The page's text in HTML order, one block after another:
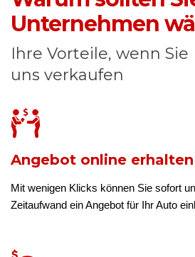
Unternehmen
Ihre Vorteile, wenn Sie
uns verkaufen
Angebot online erhalten
Mit wenigen Klicks können Sie sofort
Zeitaufwand ein Angebot für Ihr Auto